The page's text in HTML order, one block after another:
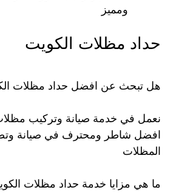
ومميز
حداد مظلات الكويت
هل تبحث عن افضل حداد مظلات
نعمل في خدمة صيانة وتركيب
افضل شاطر ومحترف في صيانة
المظلات
ما هي مزايا خدمة حداد مظلات